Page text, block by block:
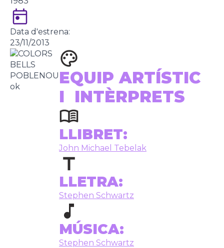
Data d'estrena:
23/11/2013
EQUIP ARTÍSTIC
I INTÈRPRETS
LLIBRET:
John Michael Tebelak
LLETRA:
Stephen Schwartz
MÚSICA:
Stephen Schwartz